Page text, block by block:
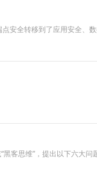
安全转移到了应用安全、数
客思维”，提出以下六大问题